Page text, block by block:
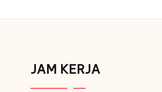
JAM KERJA